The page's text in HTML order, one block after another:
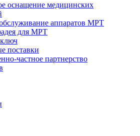
оснащение медицинских
аппаратов МРТ
для МРТ
поставки
частное партнерство